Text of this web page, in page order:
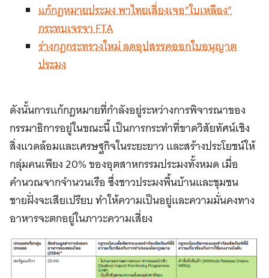
แก้กฎหมายประมง พาไทยเสี่ยงเจอ”ใบเหลือง”
กระทบเจรจา FTA
ร่างกฎกระทรวงใหม่ ลดอุปสรรคออกใบอนุญาต
ประมง
ดังนั้นการแก้กฎหมายที่กำลังอยู่ระหว่างการพิจารณาของ
กรรมาธิการอยู่ในขณะนี้ เป็นการกระทำที่ขาดวิสัยทัศน์เชิง
สิ่งแวดล้อมและเศรษฐกิจในระยะยาว และสร้างประโยชน์ให้
กลุ่มคนเพียง 20% ของอุตสาหกรรมประมงทั้งหมด เมื่อ
คำนวณจากจำนวนเรือ ซึ่งชาวประมงพื้นบ้านและชุมชน
ชายฝั่งจะเสียเปรียบ ทำให้ความเป็นอยู่และความมั่นคงทาง
อาหารจะตกอยู่ในภาวะความเสี่ยง